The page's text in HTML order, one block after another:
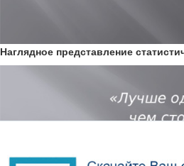
Наглядное представление